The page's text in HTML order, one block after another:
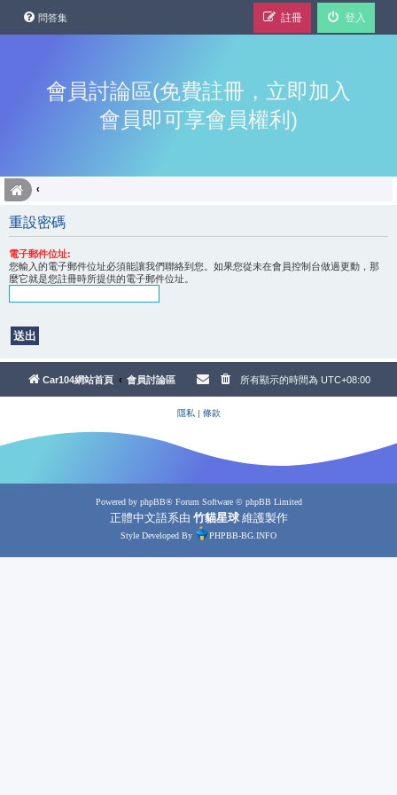
問答集 登入
註冊
會員討論區(免費註冊，立即加入
會員即可享會員權利)
重設密碼
電子郵件位址:
您輸入的電子郵件位址必須能讓我們聯絡到您。如果您從未在會員控制台做過更動，那
麼它就是您註冊時所提供的電子郵件位址。
Car104網站首頁 會員討論區 所有顯示的時間為 UTC+08:00
隱私 | 條款
Powered by phpBB® Forum Software © phpBB Limited
正體中文語系由 竹貓星球維護製作
Style Developed By PHPBB-BG.INFO